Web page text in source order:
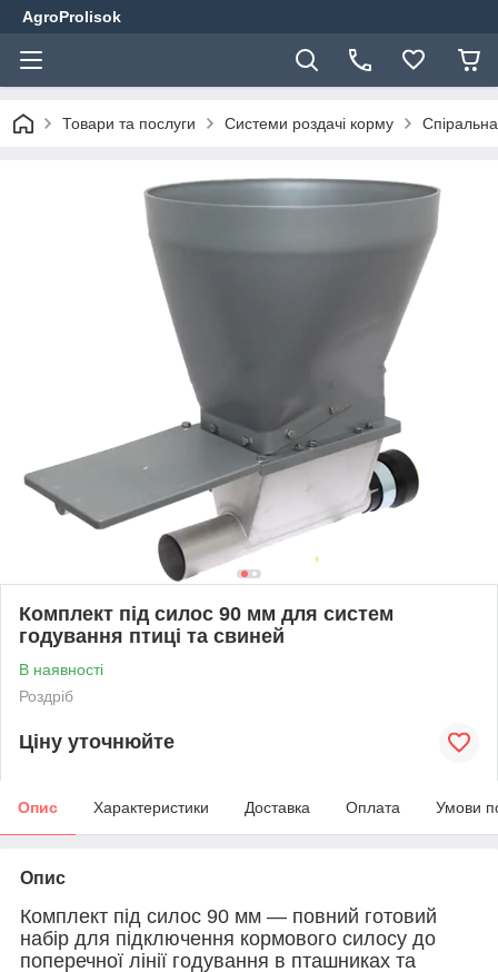
AgroProlisok
Товари та послуги Системи роздачі корму
Комплект під силос 90 мм для систем
годування птиці та свиней
В наявності
Роздріб
Ціну уточнюйте
Опис Характеристики Доставка Оплата Умови
Опис
Комплект під силос 90 мм — повний готовий
набір для підключення кормового силосу до
поперечної лінії годування в пташниках та